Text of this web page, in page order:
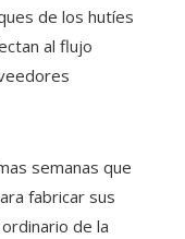
de los hutíes
al flujo
semanas que
fabricar sus
de la